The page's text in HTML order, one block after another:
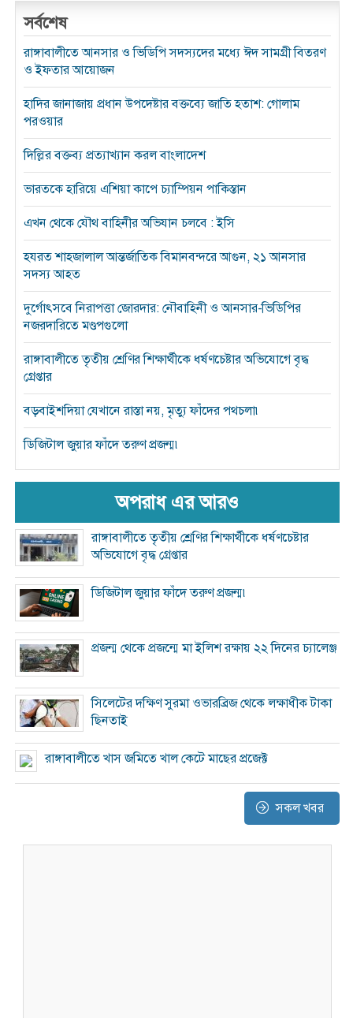
সর্বশেষ
রাঙ্গাবালীতে আনসার ও ভিডিপি সদস্যদের মধ্যে ঈদ সামগ্রী বিতরণ
ও ইফতার আয়োজন
হাদির জানাজায় প্রধান উপদেষ্টার বক্তব্যে জাতি হতাশ: গোলাম
পরওয়ার
দিল্লির বক্তব্য প্রত্যাখ্যান করল বাংলাদেশ
ভারতকে হারিয়ে এশিয়া কাপে চ্যাম্পিয়ন পাকিস্তান
এখন থেকে যৌথ বাহিনীর অভিযান চলবে : ইসি
হযরত শাহজালাল আন্তর্জাতিক বিমানবন্দরে আগুন, ২১ আনসার
সদস্য আহত
দুর্গোৎসবে নিরাপত্তা জোরদার: নৌবাহিনী ও আনসার-ভিডিপির
নজরদারিতে মণ্ডপগুলো
রাঙ্গাবালীতে তৃতীয় শ্রেণির শিক্ষার্থীকে ধর্ষণচেষ্টার অভিযোগে বৃদ্ধ
গ্রেপ্তার
বড়বাইশদিয়া যেখানে রাস্তা নয়, মৃত্যু ফাঁদের পথচলা৷
ডিজিটাল জুয়ার ফাঁদে তরুণ প্রজন্ম৷
অপরাধ এর আরও
রাঙ্গাবালীতে তৃতীয় শ্রেণির শিক্ষার্থীকে ধর্ষণচেষ্টার
অভিযোগে বৃদ্ধ গ্রেপ্তার
ডিজিটাল জুয়ার ফাঁদে তরুণ প্রজন্ম৷
প্রজন্ম থেকে প্রজন্মে মা ইলিশ রক্ষায় ২২ দিনের চ্যালেঞ্জ
সিলেটের দক্ষিণ সুরমা ওভারব্রিজ থেকে লক্ষাধীক টাকা
ছিনতাই
রাঙ্গাবালীতে খাস জমিতে খাল কেটে মাছের প্রজেক্ট
সকল খবর